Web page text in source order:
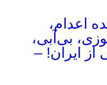
اعدام،
بی‌آبی،
از ایران! –